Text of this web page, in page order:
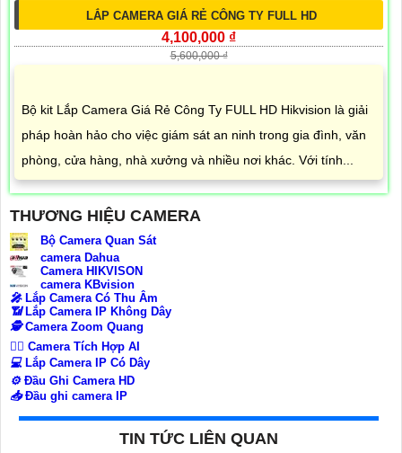
LẮP CAMERA GIÁ RẺ CÔNG TY FULL HD
4,100,000 ₫
5,600,000 ₫
Bộ kit Lắp Camera Giá Rẻ Công Ty FULL HD Hikvision là giải
pháp hoàn hảo cho việc giám sát an ninh trong gia đình, văn
phòng, cửa hàng, nhà xưởng và nhiều nơi khác. Với tính...
THƯƠNG HIỆU CAMERA
Bộ Camera Quan Sát
camera Dahua
Camera HIKVISON
camera KBvision
️🎤️ Lắp Camera Có Thu Âm
📶 Lắp Camera IP Không Dây
🕵️Camera Zoom Quang
🧛‍♀️ Camera Tích Hợp AI
💻Lắp Camera IP Có Dây
⚙️Đầu Ghi Camera HD
📥Đầu ghi camera IP
TIN TỨC LIÊN QUAN